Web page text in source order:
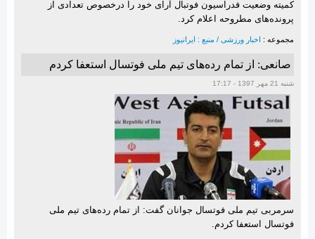
کمیته وضعیت فدراسیون فوتبال آرای خود را درخصوص تعدادی از
پرونده‌های مطروحه اعلام کرد.
مجموعه : اخبار ورزشی / منبع : ایرانیوز
صانعی: از تمام رده‌های تیم ملی فوتسال استعفا کردم
شنبه 21 مهر 1397 - 17:17
سرمربی تیم ملی فوتسال جوانان گفت: از تمام رده‌های تیم ملی
فوتسال استعفا کردم.